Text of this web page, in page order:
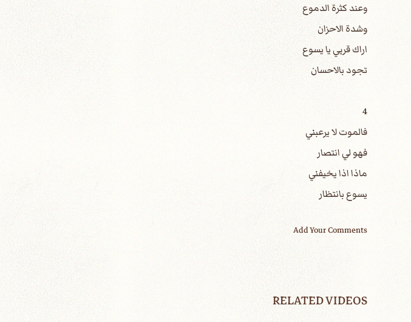
وعند كثرة الدموع
وشدة الاحزان
اراك قربي يا يسوع
تجود بالاحسان
4
فالموت لا يرعبني
فهو لي انتصار
ماذا اذا يخيفني
يسوع بانتظار
Add Your Comments
RELATED VIDEOS